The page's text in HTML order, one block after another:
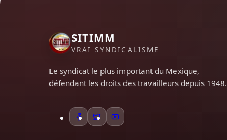
SITIMM
VRAI SYNDICALISME
Le syndicat le plus important du Mexique,
défendant les droits des travailleurs depuis 1948.